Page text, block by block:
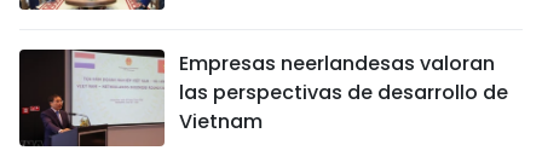
Empresas neerlandesas valoran
las perspectivas de desarrollo de
Vietnam